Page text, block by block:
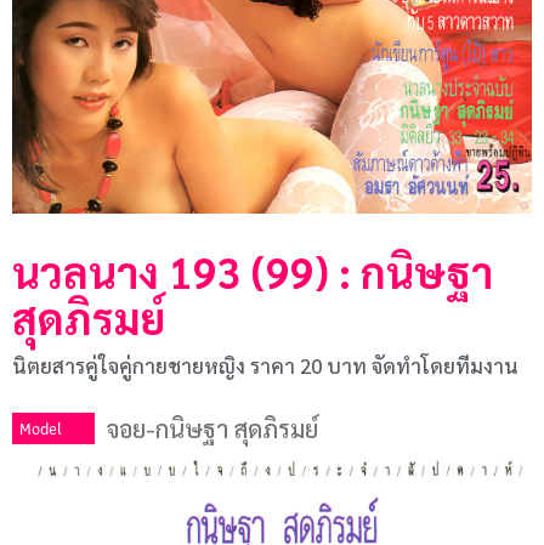
นวลนาง 193 (99) : กนิษฐา
สุดภิรมย์
นิตยสารคู่ใจคู่กายชายหญิง ราคา 20 บาท จัดทำโดยทีมงาน
Model จอย-กนิษฐา สุดภิรมย์